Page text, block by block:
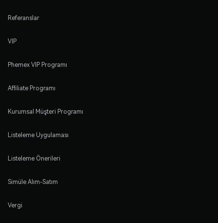
Referanslar
VIP
Phemex VIP Programı
Affiliate Programı
Kurumsal Müşteri Programı
Listeleme Uygulaması
Listeleme Önerileri
Simüle Alım-Satım
Vergi